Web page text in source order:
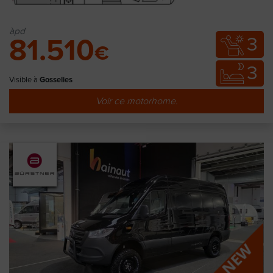
àpd
81.510€
Visible à Gosselies
3
3
Voir ce motorhome.